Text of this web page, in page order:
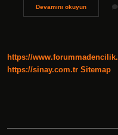
Devamını okuyunTürkçede
https://
https://sinay.com.tr Sitemap